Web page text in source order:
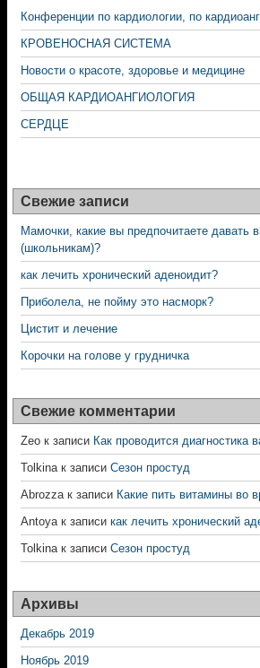
Конференции по кардиологии, по
КРОВЕНОСНАЯ СИСТЕМА
Новости о красоте, здоровье и медицине
ОБЩАЯ КАРДИОАНГИОЛОГИЯ
СЕРДЦЕ
Свежие записи
Мамочки, какие вы предпочитаете давать
(школьникам)?
как лечить хронический аденоидит?
Приболела, не пойму это насморк?
Цистит и лечение
Корочки на голове у грудничка
Свежие комментарии
Zeo к записи Как проводится диагностика
Tolkinaк записи Сезон простуд
Abrozzaк записи Какие пить витамины во
Antoyaк записи как лечить хронический
Tolkinaк записи Сезон простуд
Архивы
Декабрь 2019
Ноябрь 2019